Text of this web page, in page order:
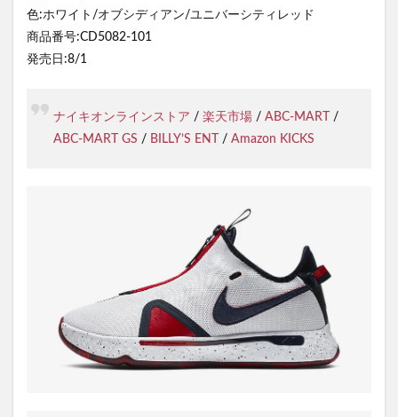
色:ホワイト/オブシディアン/ユニバーシティレッド
商品番号:CD5082-101
発売日:8/1
ナイキオンラインストア / 楽天市場 / ABC-MART
/
ABC-MART GS / BILLY’S ENT / Amazon KICKS